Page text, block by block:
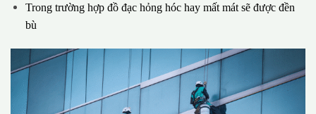
Trong trường hợp đồ đạc hỏng hóc hay mất mát sẽ được đền
bù